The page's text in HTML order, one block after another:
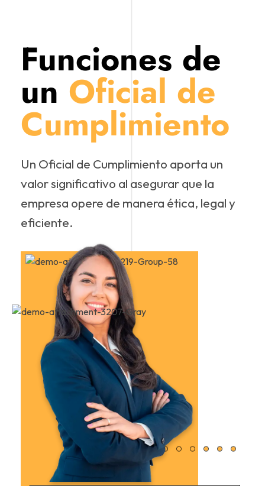
Funciones de
un Oficial de
Cumplimiento
Un Oficial de Cumplimiento aporta un
valor significativo al asegurar que la
empresa opere de manera ética, legal y
eficiente.